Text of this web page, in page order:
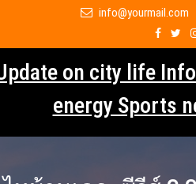
content
info@yourmail.com
on city life
energy Sports